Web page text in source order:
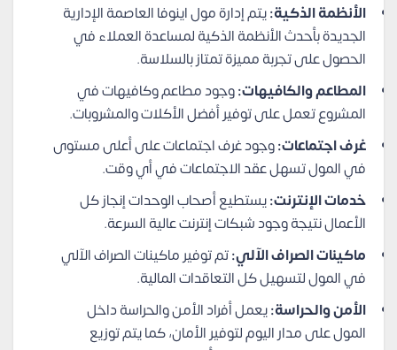
الأنظمة الذكية:يتم إدارة مول اينوفا العاصمة الإدارية
الجديدة بأحدث الأنظمة الذكية لمساعدة العملاء في
الحصول على تجربة مميزة تمتاز بالسلاسة.
المطاعم والكافيهات:وجود مطاعم وكافيهات في
المشروع تعمل على توفير أفضل الأكلات والمشروبات.
غرف اجتماعات:وجود غرف اجتماعات على أعلى مستوى
في المول تسهل عقد الاجتماعات في أي وقت.
خدمات الإنترنت:يستطيع أصحاب الوحدات إنجاز كل
الأعمال نتيجة وجود شبكات إنترنت عالية السرعة.
ماكينات الصراف الآلي:تم توفير ماكينات الصراف الآلي
في المول لتسهيل كل التعاقدات المالية.
الأمن والحراسة:يعمل أفراد الأمن والحراسة داخل
المول على مدار اليوم لتوفير الأمان، كما يتم توزيع